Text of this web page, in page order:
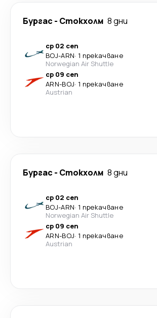
Бургас - Стoкхолм 8 дни
ср 02 сеп
BOJ-ARN· 1 прекачване
Norwegian Air Shuttle
ср 09 сеп
ARN-BOJ· 1 прекачване
Austrian
Бургас - Стoкхолм 8 дни
ср 02 сеп
BOJ-ARN· 1 прекачване
Norwegian Air Shuttle
ср 09 сеп
ARN-BOJ· 1 прекачване
Austrian